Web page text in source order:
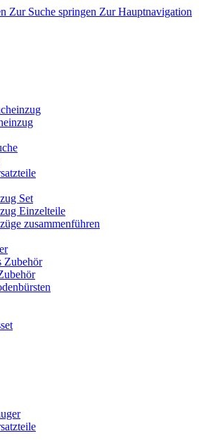
Zur Suche springen Zur Hauptnavigation
Set
Einzelteile
zusammenführen
Zubehör